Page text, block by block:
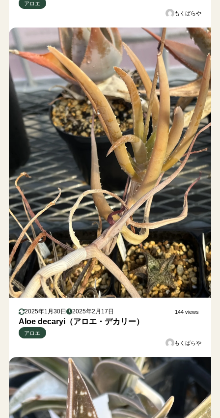
アロエ
もくばらや
2025年1月30日 2025年2月17日 144 views
Aloe decaryi（アロエ・デカリー）
アロエ
もくばらや